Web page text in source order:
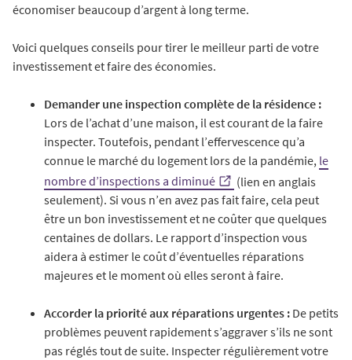
économiser beaucoup d’argent à long terme.
Voici quelques conseils pour tirer le meilleur parti de votre
investissement et faire des économies.
Demander une inspection complète de la résidence :
Lors de l’achat d’une maison, il est courant de la faire
inspecter. Toutefois, pendant l’effervescence qu’a
connue le marché du logement lors de la pandémie, le
nombre d’inspections a diminué
(lien en anglais
seulement). Si vous n’en avez pas fait faire, cela peut
être un bon investissement et ne coûter que quelques
centaines de dollars. Le rapport d’inspection vous
aidera à estimer le coût d’éventuelles réparations
majeures et le moment où elles seront à faire.
Accorder la priorité aux réparations urgentes : De petits
problèmes peuvent rapidement s’aggraver s’ils ne sont
pas réglés tout de suite. Inspecter régulièrement votre